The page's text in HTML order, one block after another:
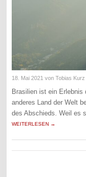
18. Mai 2021 von Tobias Kurz
Brasilien ist ein Erlebnis
anderes Land der Welt
des Abschieds. Weil es
WEITERLESEN →